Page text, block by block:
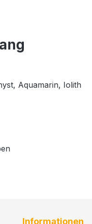
Aquamarin, Iolith
Informationen